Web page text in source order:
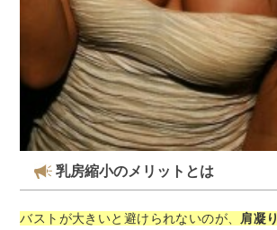
乳房縮小のメリットとは
バストが大きいと避けられないのが、 肩凝り